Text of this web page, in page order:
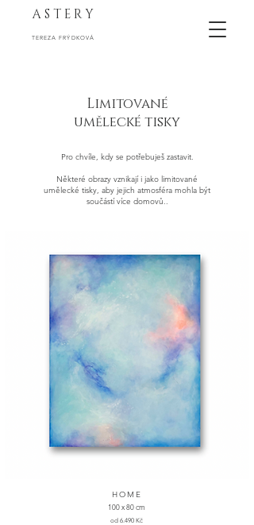
A S T E R Y
TEREZA FRÝDKOVÁ
Limitované
umělecké tisky
Pro chvíle, kdy se potřebuješ zastavit.
Některé obrazy vznikají i jako limitované
umělecké tisky, aby jejich atmosféra mohla být
součástí více domovů..
HOME
100 x 80 cm
od 6.490 Kč